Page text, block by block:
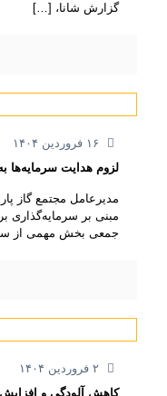
گزارش شانا، […]
۱۶ فروردین ۱۴۰۴
لزوم هدایت سرمایه‌ها
مدیرعامل مجتمع گاز
مبنی بر سرمایه‌گذاری
جمعی بخش مهمی از
۲ فروردین ۱۴۰۴
کاهش آلودگی و افزایش